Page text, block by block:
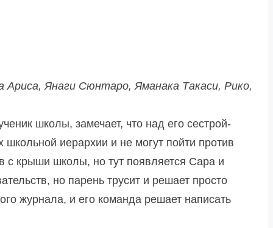
Янаги Сюнтаро, Яманака Такаси, Рико,
школы, замечает, что над его сестрой-
иерархии и не могут пойти против
с крыши школы, но тут появляется Сара и
но парень трусит и решает просто
журнала, и его команда решает написать